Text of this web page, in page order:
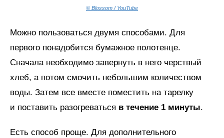
© Blossom / YouTube
Можно пользоваться двумя способами. Для
первого понадобится бумажное полотенце.
Сначала необходимо завернуть в него черствый
хлеб, а потом смочить небольшим количеством
воды. Затем все вместе поместить на тарелку
и поставить разогреваться в течение 1 минуты.
Есть способ проще. Для дополнительного